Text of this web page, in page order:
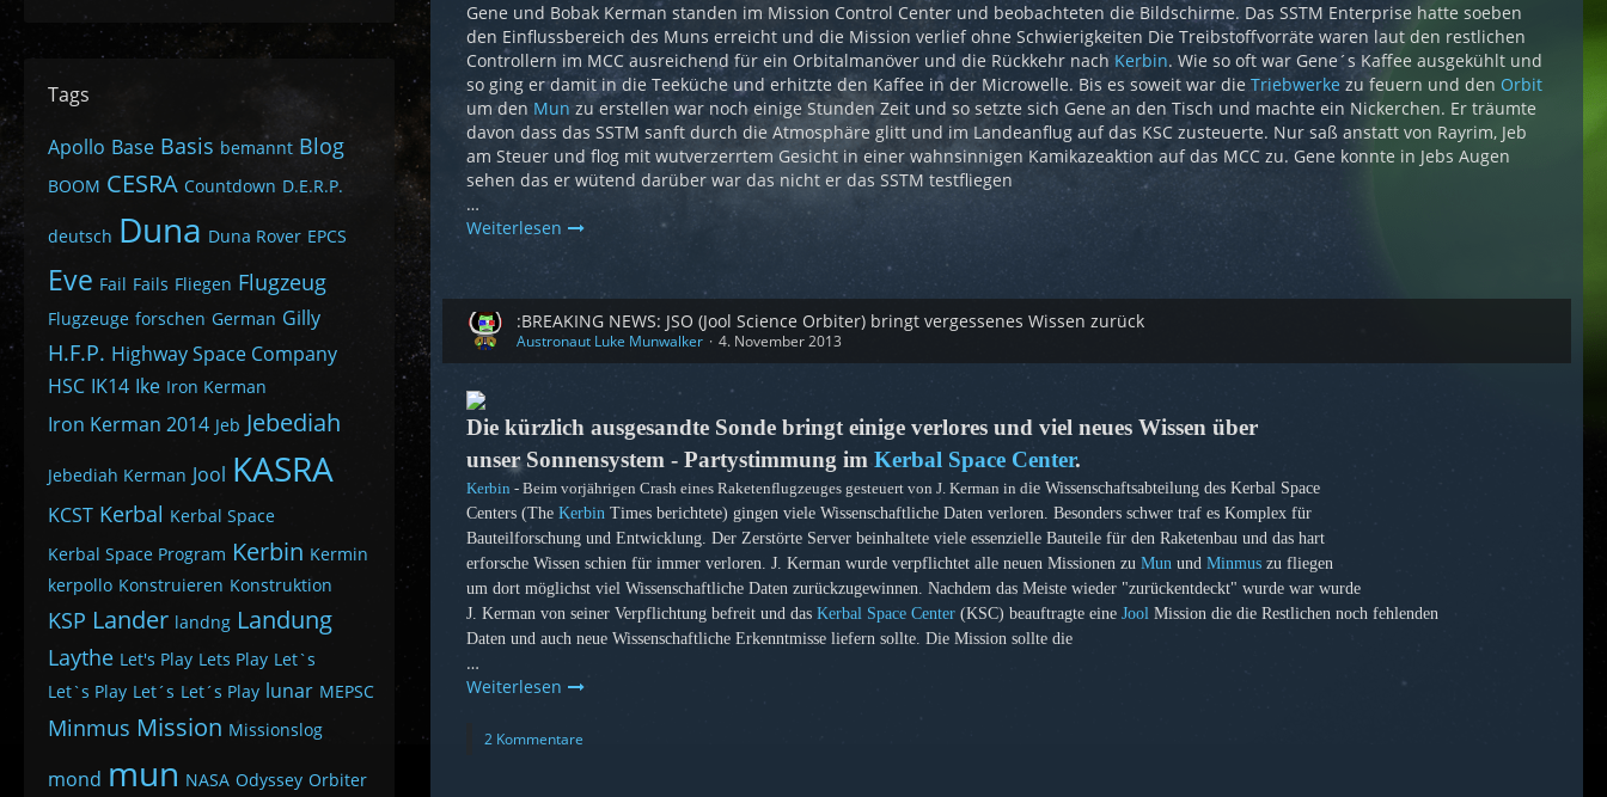
Tags
Apollo Base Basis bemannt Blog
BOOM CESRA Countdown D.E.R.P.
deutsch Duna Duna Rover EPCS
Eve Fail Fails Fliegen Flugzeug
Flugzeuge forschen German Gilly
H.F.P. Highway Space Company
HSC IK14 Ike Iron Kerman
Iron Kerman 2014 Jeb Jebediah
Jebediah Kerman Jool KASRA
KCST Kerbal Kerbal Space
Kerbal Space Program Kerbin Kermin
kerpollo Konstruieren Konstruktion
KSP Lander landng Landung
Laythe Let's Play Lets Play Let`s
Let`s Play Let´s Let´s Play lunar MEPSC
Minmus Mission Missionslog
mond mun NASA Odyssey Orbiter
Gene und Bobak Kerman standen im Mission Control Center und beobachteten die Bildschirme. Das SSTM Enterprise hatte soeben
den Einflussbereich des Muns erreicht und die Mission verlief ohne Schwierigkeiten Die Treibstoffvorräte waren laut den restlichen
Controllern im MCC ausreichend für ein Orbitalmanöver und die Rückkehr nach Kerbin. Wie so oft war Gene´s Kaffee ausgekühlt und
so ging er damit in die Teeküche und erhitzte den Kaffee in der Microwelle. Bis es soweit war die Triebwerke zu feuern und den Orbit
um den Mun zu erstellen war noch einige Stunden Zeit und so setzte sich Gene an den Tisch und machte ein Nickerchen. Er träumte
davon dass das SSTM sanft durch die Atmosphäre glitt und im Landeanflug auf das KSC zusteuerte. Nur saß anstatt von Rayrim, Jeb
am Steuer und flog mit wutverzerrtem Gesicht in einer wahnsinnigen Kamikazeaktion auf das MCC zu. Gene konnte in Jebs Augen
sehen das er wütend darüber war das nicht er das SSTM testfliegen
…
Weiterlesen
:BREAKING NEWS: JSO (Jool Science Orbiter) bringt vergessenes Wissen zurück
Austronaut Luke Munwalker 4. November 2013
Die kürzlich ausgesandte Sonde bringt einige verlores und viel neues Wissen über
unser Sonnensystem - Partystimmung im Kerbal Space Center.
Kerbin - Beim vorjährigen Crash eines Raketenflugzeuges gesteuert von J. Kerman in die Wissenschaftsabteilung des Kerbal Space
Centers (The Kerbin Times berichtete) gingen viele Wissenschaftliche Daten verloren. Besonders schwer traf es Komplex für
Bauteilforschung und Entwicklung. Der Zerstörte Server beinhaltete viele essenzielle Bauteile für den Raketenbau und das hart
erforsche Wissen schien für immer verloren. J. Kerman wurde verpflichtet alle neuen Missionen zu Mun und Minmus zu fliegen
um dort möglichst viel Wissenschaftliche Daten zurückzugewinnen. Nachdem das Meiste wieder "zurückentdeckt" wurde war wurde
J. Kerman von seiner Verpflichtung befreit und das Kerbal Space Center (KSC) beauftragte eine Jool Mission die die Restlichen noch fehlenden
Daten und auch neue Wissenschaftliche Erkenntmisse liefern sollte. Die Mission sollte die
…
Weiterlesen
2 Kommentare